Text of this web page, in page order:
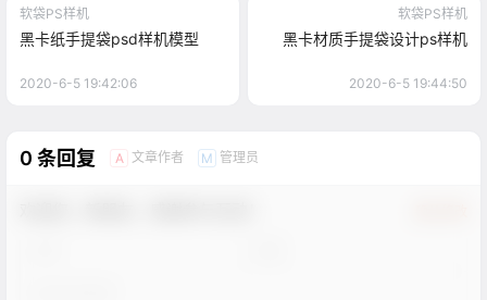
软袋PS样机
黑卡纸手提袋psd样机模型
2020-6-5 19:42:06
软袋PS样机
黑卡材质手提袋设计ps样机
2020-6-5 19:44:50
0 条回复 A 文章作者 M 管理员